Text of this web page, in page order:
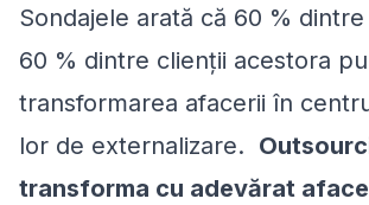
Sondajele arată că 60 %
60 % dintre clienții acestora
transformarea afacerii în
lor de externalizare.
transforma cu adevărat